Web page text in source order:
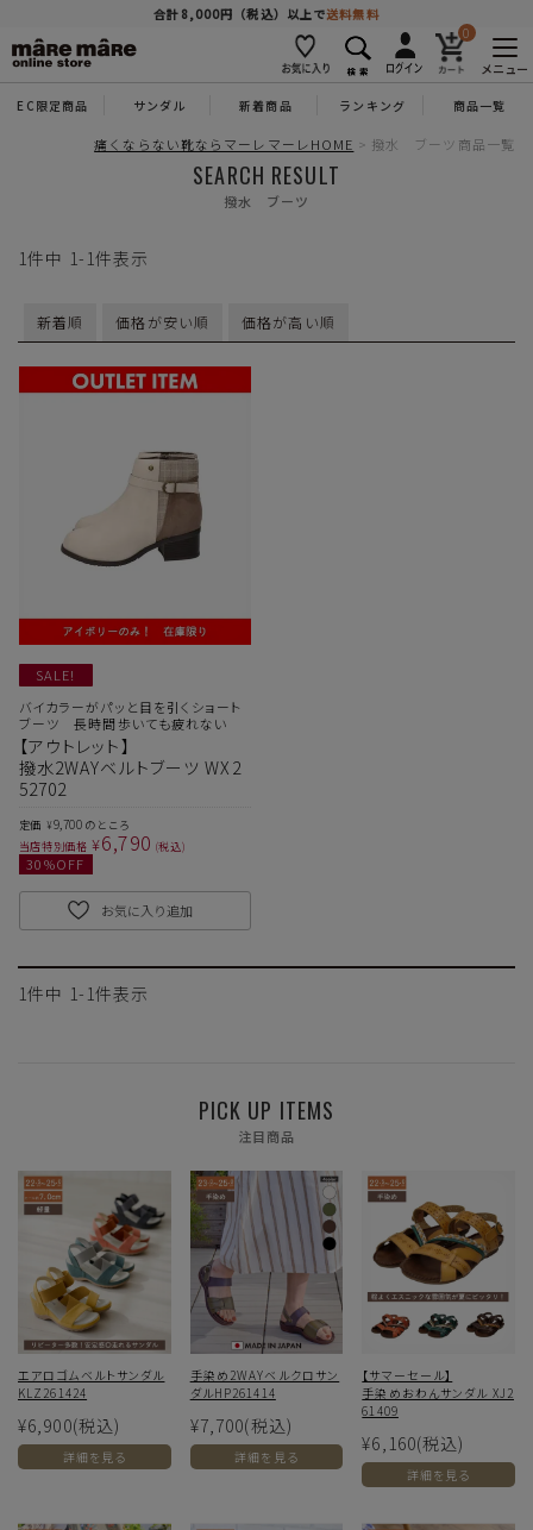
合計8,000円（税込）以上で送料無料
0
メニュー
EC限定商品 サンダル 新着商品 ランキング 商品一覧
痛くならない靴ならマーレマーレHOME 撥水 ブーツ商品一覧
SEARCH RESULT
撥水 ブーツ
新着順 価格が安い順 価格が高い順
1件中 1- 1件表示
SALE!
バイカラーがパッと目を引くショート
ブーツ 長時間歩いても疲れない
【アウトレット】
撥水2WAYベルトブーツ WX2
52702
定価 ¥9,700 のところ
当店特別価格 ¥6,790 税込
30%OFF
お気に入り追加
1件中 1- 1件表示
PICK UP ITEMS
注目商品
エアロゴムベルトサンダル
KLZ261424
¥6,900(税込)
詳細を見る
手染め2WAYベルクロサン
ダルHP261414
¥7,700(税込)
詳細を見る
【サマーセール】
手染めおわんサンダル XJ2
61409
¥6,160(税込)
詳細を見る
商品を探す
人気ワード #コンフォート #パンプス #スニーカー #ブーツ
特徴
サイズ
ヒールの高さ
絞り込んで検索する